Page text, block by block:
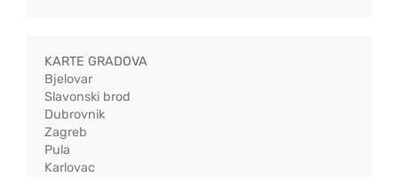
KARTE GRADOVA
Bjelovar
Slavonski brod
Dubrovnik
Zagreb
Pula
Karlovac